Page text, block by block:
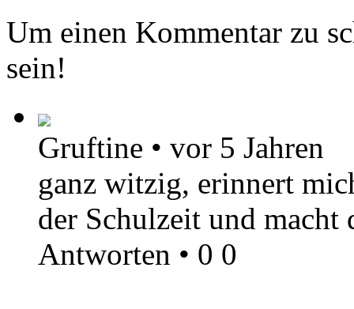
Um einen Kommentar zu
sein!
Gruftine • vor 5 Jahren
ganz witzig, erinnert
der Schulzeit und
Antworten • 0 0